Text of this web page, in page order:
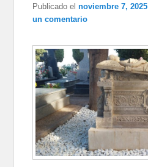
Publicado el noviembre 7, 2025
un comentario